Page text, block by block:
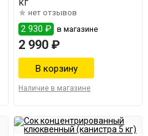
нет отзывов
2 930 ₽ в магазине
2 990 ₽
Наличие в магазине